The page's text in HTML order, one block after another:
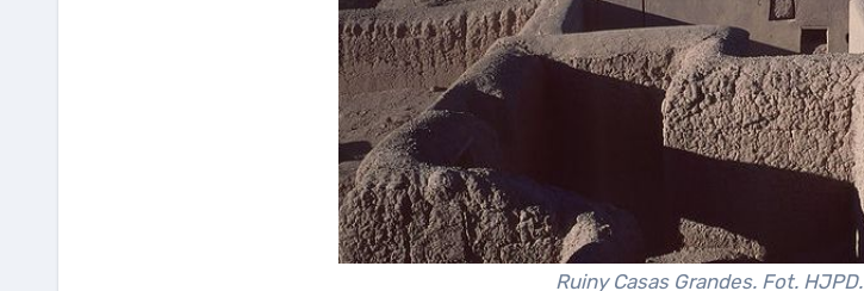
Ruiny Casas Grandes. Fot. HJPD.